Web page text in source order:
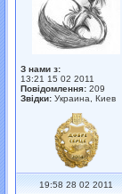
З нами з:
13:21 15 02 2011
Повідомлення: 209
Звідки: Украина, Киев
19:58 28 02 2011